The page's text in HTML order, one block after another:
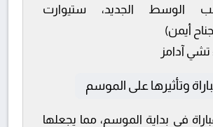
الوسط الجديد، ستيوارت
أيمن)
تشي آدامز
وتأثيرها على الموسم
في بداية الموسم، مما يجعلها